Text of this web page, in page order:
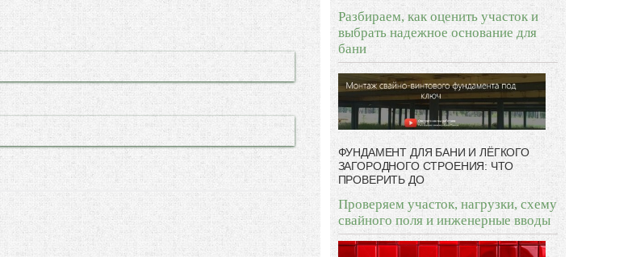
Разбираем, как оценить участок и
выбрать надежное основание для
бани
ФУНДАМЕНТ ДЛЯ БАНИ И ЛЁГКОГО
ЗАГОРОДНОГО СТРОЕНИЯ: ЧТО
ПРОВЕРИТЬ ДО
Проверяем участок, нагрузки, схему
свайного поля и инженерные вводы